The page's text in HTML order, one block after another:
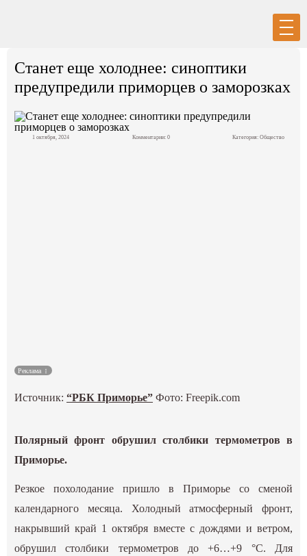
Спецпроекты
Станет еще холоднее: синоптики
предупредили приморцев о заморозках
1 октября, 2024 Комментарии: 0 Категория: Общество
Реклама
Источник:“РБК Приморье” Фото: Freepik.com
Полярный фронт обрушил столбики термометров в
Приморье.
Резкое похолодание пришло в Приморье со сменой
календарного месяца. Холодный атмосферный фронт,
накрывший край 1 октября вместе с дождями и ветром,
обрушил столбики термометров до +6…+9 °С. Для